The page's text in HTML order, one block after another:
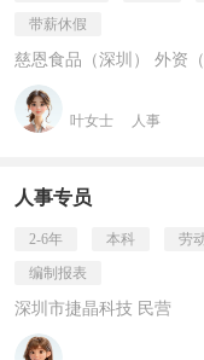
带薪休假
慈恩食品（深圳） 外资（
叶女士 人事
人事专员
2-6年 本科 劳
编制报表
深圳市捷晶科技 民营